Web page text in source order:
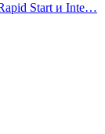
Start и Inte…